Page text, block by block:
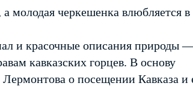
молодая черкешенка влюбляется в
и красочные описания природы
кавказских горцев. В основу
о посещении Кавказа и